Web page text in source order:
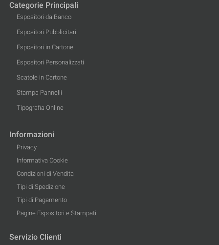
Categorie Principali
Espositori da Banco
Espositori Pubblicitari
Espositori in Cartone
Espositori Personalizzati
Scatole in Cartone
Stampa Pannelli
Tipografia Online
Informazioni
Privacy
Informativa Cookie
Condizioni di Vendita
Tipi di Spedizione
Tipi di Pagamento
Pagine Espositori e Stampati
Servizio Clienti